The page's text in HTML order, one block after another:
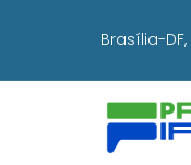
Brasília-DF,